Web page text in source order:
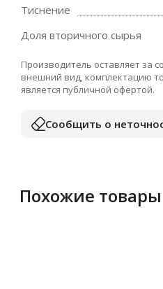
Тиснение
Доля вторичного сырья
Производитель оставляет за
внешний вид, комплектацию
является публичной офертой.
Сообщить о
Похожие товары